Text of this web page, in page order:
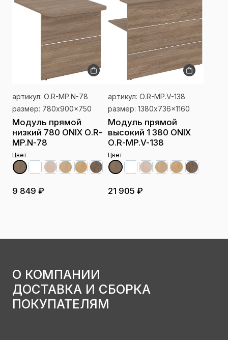
артикул: О.R-MP.N-78
размер: 780x900x750
Модуль прямой
низкий 780 ONIX О.R-
MP.N-78
Цвет
9 849 ₽
артикул: О.R-MP.V-138
размер: 1380x736x1160
Модуль прямой
высокий 1 380 ONIX
О.R-MP.V-138
Цвет
21 905 ₽
О КОМПАНИИ
ДОСТАВКА И СБОРКА
ПОКУПАТЕЛЯМ